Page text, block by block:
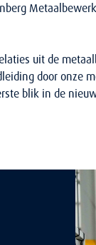
uit de
door onze
blik in de